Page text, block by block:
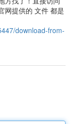
网提供的 文件 都是
download-from-